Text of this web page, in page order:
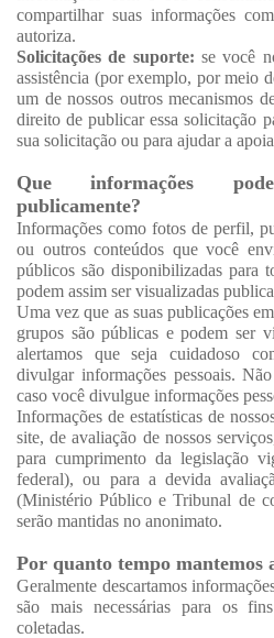
compartilhar suas informações
autoriza.
Solicitações de suporte: se você
assistência (por exemplo, por meio
um de nossos outros mecanismos
direito de publicar essa solicitação
sua solicitação ou para ajudar a
Que informações
publicamente?
Informações como fotos de perfil,
ou outros conteúdos que você
públicos são disponibilizadas para
podem assim ser visualizadas
Uma vez que as suas publicações
grupos são públicas e podem ser
alertamos que seja cuidadoso
divulgar informações pessoais.
caso você divulgue informações
Informações de estatísticas de
site, de avaliação de nossos
para cumprimento da legislação
federal), ou para a devida
(Ministério Público e Tribunal de
serão mantidas no anonimato.
Por quanto tempo mantemos
Geralmente descartamos
são mais necessárias para os
coletadas.